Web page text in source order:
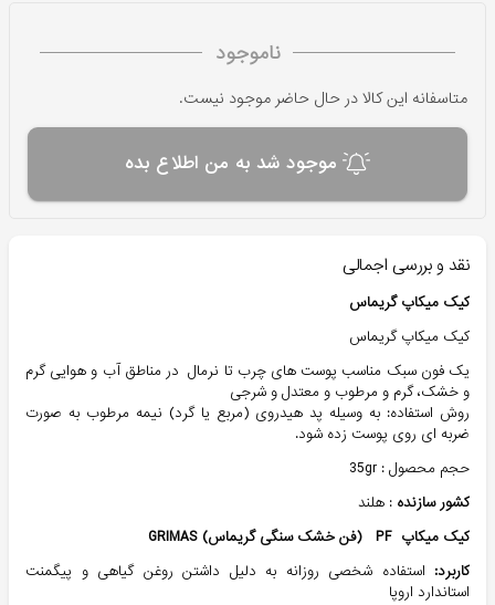
ناموجود
متاسفانه این کالا در حال حاضر موجود نیست.
موجود شد به من اطلاع بده
نقد و بررسی اجمالی
کیک میکاپ گریماس
کیک میکاپ گریماس
یک فون سبک مناسب پوست های چرب تا نرمال در مناطق آب و هوایی گرم
و خشک، گرم و مرطوب و معتدل و شرجی
روش استفاده: به وسیله پد هیدروی (مربع یا گرد) نیمه مرطوب به صورت
ضربه ای روی پوست زده شود.
حجم محصول : 35gr
کشور سازنده : هلند
کیک میکاپ PF (فن خشک سنگی گریماس) GRIMAS
کاربرد: استفاده شخصی روزانه به دلیل داشتن روغن گیاهی و پیگمنت
استاندارد اروپا